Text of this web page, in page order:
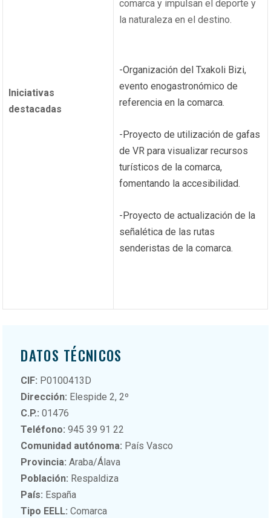
Iniciativas
destacadas
comarca y impulsan el deporte y
la naturaleza en el destino.
-Organización del Txakoli Bizi,
evento enogastronómico de
referencia en la comarca.
-Proyecto de utilización de gafas
de VR para visualizar recursos
turísticos de la comarca,
fomentando la accesibilidad.
-Proyecto de actualización de la
señalética de las rutas
senderistas de la comarca.
DATOS TÉCNICOS
CIF: P0100413D
Dirección: Elespide 2, 2º
C.P.: 01476
Teléfono: 945 39 91 22
Comunidad autónoma: País Vasco
Provincia: Araba/Álava
Población: Respaldiza
País: España
Tipo EELL: Comarca